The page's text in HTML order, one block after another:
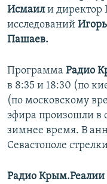
Исмаили директор
исследований
Пашаев.
Программа Радио
в 8:35 и 18:30 (по
(по московскому
эфира произошли в
зимнее время. В
Севастополе
Радио Крым.Реалии